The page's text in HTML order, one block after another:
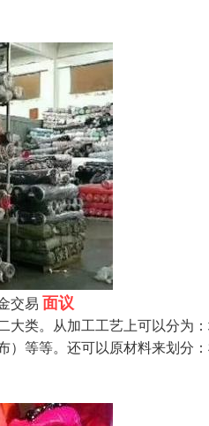
交易 面议
大类。从加工工艺上可以分为
）等等。还可以原材料来划分